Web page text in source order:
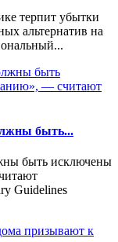
терпит убытки
альтернатив на
быть...
быть исключены
Guidelines